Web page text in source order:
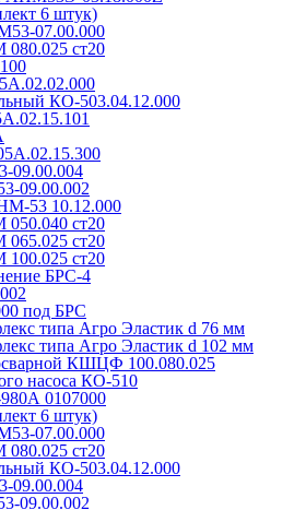
6 штук)
07.00.000
ст20
КО-503.04.12.000
09.00.004
09.00.002
53 10.12.000
ст20
ст20
ст20
БРС-4
под БРС
типа Агро Эластик d 76 мм
типа Агро Эластик d 102 мм
КШЦФ 100.080.025
насоса КО-510
0107000
6 штук)
07.00.000
ст20
КО-503.04.12.000
09.00.004
09.00.002